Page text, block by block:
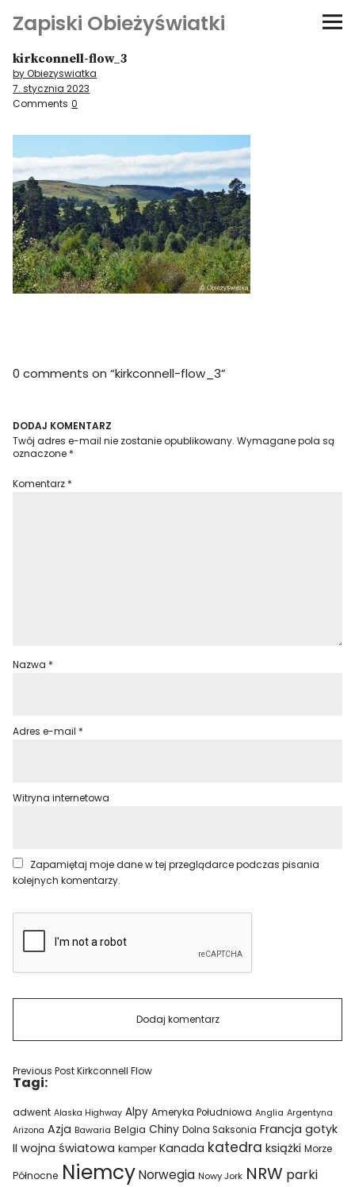
Zapiski Obieżyświatki
Podróże
Kultura i sztuka
Kątem oka
O-fiszki
Niezwyczajne ściany
Dom na kółkach
kirkconnell-flow_3
by Obiezyswiatka
7. stycznia 2023
Comments 0
0 comments on “kirkconnell-flow_3”
DODAJ KOMENTARZ
Twój adres e-mail nie zostanie opublikowany. Wymagane pola są
oznaczone *
Komentarz *
Nazwa *
Adres e-mail *
Witryna internetowa
Zapamiętaj moje dane w tej przeglądarce podczas pisania
kolejnych komentarzy.
Previous PostKirkconnell Flow
Tagi:
adwent Alaska Highway Alpy Ameryka Południowa Anglia Argentyna
Arizona Azja Bawaria Belgia Chiny Dolna Saksonia Francja gotyk
II wojna światowa kamper Kanada katedra książki Morze
Północne Niemcy Norwegia Nowy Jork NRW parki